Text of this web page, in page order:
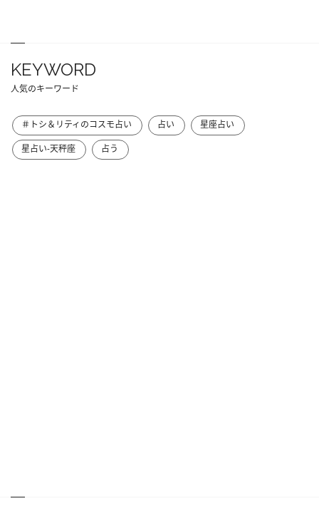
KEYWORD
人気のキーワード
＃トシ＆リティのコスモ占い 占い
星座占い
星占い-天秤座
占う